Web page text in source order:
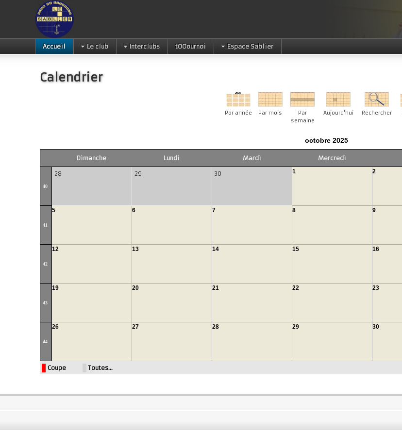
Accueil Le club Interclubs tOOournoi Espace Sablier
Calendrier
Par année Par mois
Par
semaine
Aujourd'hui Rechercher
octobre 2025
Dimanche Lundi Mardi Mercredi
40
28 29 30 1 2
41
5 6 7 8 9
42
12 13 14 15 16
43
19 20 21 22 23
44
26 27 28 29 30
Coupe Toutes…